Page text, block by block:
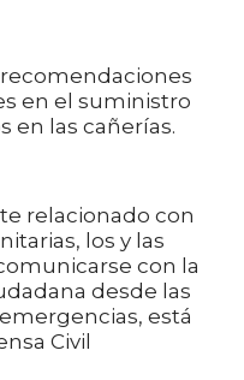
en el suministro
en las cañerías.
relacionado con
los y las
con la
desde las
está
Civil